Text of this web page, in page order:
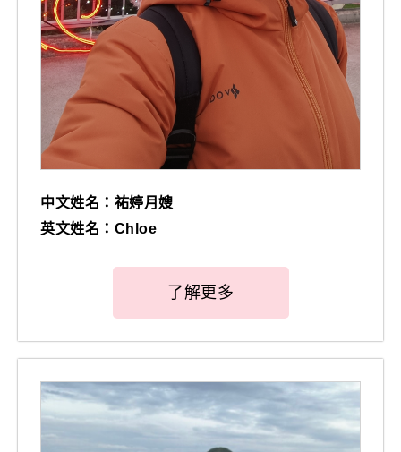
中文姓名：祐婷月嫂
英文姓名：Chloe
了解更多